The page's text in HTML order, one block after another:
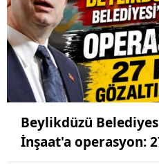
Beylikdüzü
İnşaat'a operasyon: